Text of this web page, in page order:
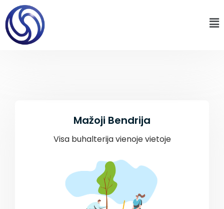
Mažoji Bendrija
Visa buhalterija vienoje vietoje